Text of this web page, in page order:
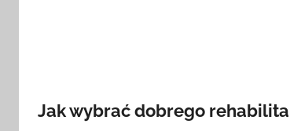
Jak wybrać dobrego